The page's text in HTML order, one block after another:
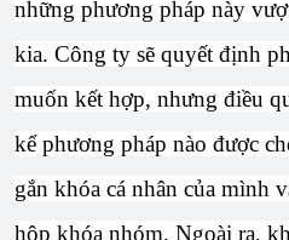
những phương pháp này
kia. Công ty sẽ quyết định
muốn kết hợp, nhưng điều
kể phương pháp nào được
gắn khóa cá nhân của mình
hộp khóa nhóm. Ngoài ra,